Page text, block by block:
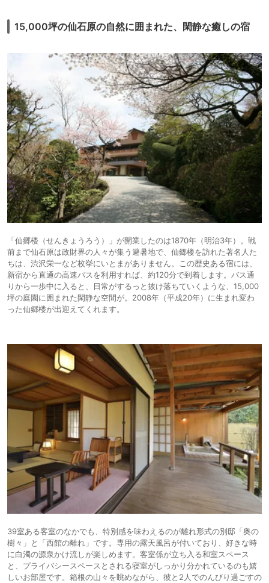
15,000坪の仙石原の自然に囲まれた、閑静な癒しの宿
「仙郷楼（せんきょうろう）」が開業したのは1870年（明治3年）。戦
前まで仙石原は政財界の人々が集う避暑地で、仙郷楼を訪れた著名人た
ちは、渋沢栄一など枚挙にいとまがありません。この歴史ある宿には、
新宿から直通の高速バスを利用すれば、約120分で到着します。バス通
りから一歩中に入ると、日常がするっと抜け落ちていくような、15,000
坪の庭園に囲まれた閑静な空間が。2008年（平成20年）に生まれ変わ
った仙郷楼が出迎えてくれます。
39室ある客室のなかでも、特別感を味わえるのが離れ形式の別邸「奥の
樹々」と「西館の離れ」です。専用の露天風呂が付いており、好きな時
に白濁の源泉かけ流しが楽しめます。客室係が立ち入る和室スペース
と、プライバシースペースとされる寝室がしっかり分かれているのも嬉
しいお部屋です。箱根の山々を眺めながら、彼と2人でのんびり過ごすの